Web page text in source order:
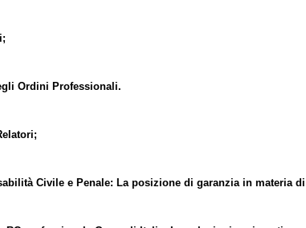
Ordini Professionali.
Civile e Penale: La posizione di garanzia in materia